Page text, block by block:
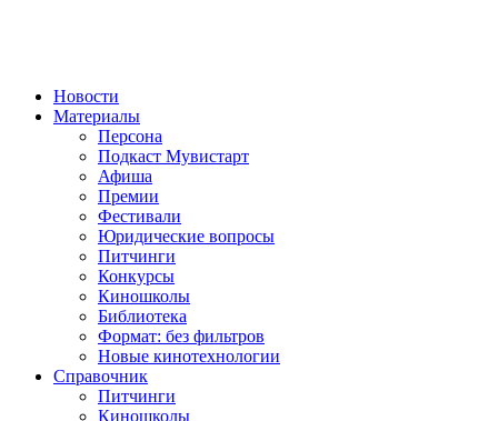
Новости
Материалы
Персона
Подкаст Мувистарт
Афиша
Премии
Фестивали
Юридические вопросы
Питчинги
Конкурсы
Киношколы
Библиотека
Формат: без фильтров
Новые кинотехнологии
Справочник
Питчинги
Киношколы